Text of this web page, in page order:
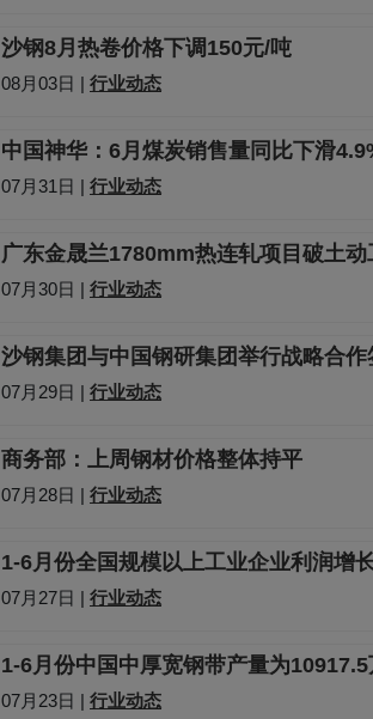
沙钢8月热卷价格下调150元/吨
08月03日 | 行业动态
中国神华：6月煤炭销售量同比下滑
07月31日 | 行业动态
广东金晟兰1780mm热连轧项目破土动
07月30日 | 行业动态
沙钢集团与中国钢研集团举行战略合作
07月29日 | 行业动态
商务部：上周钢材价格整体持平
07月28日 | 行业动态
1-6月份全国规模以上工业企业利润增
07月27日 | 行业动态
1-6月份中国中厚宽钢带产量为
07月23日 | 行业动态